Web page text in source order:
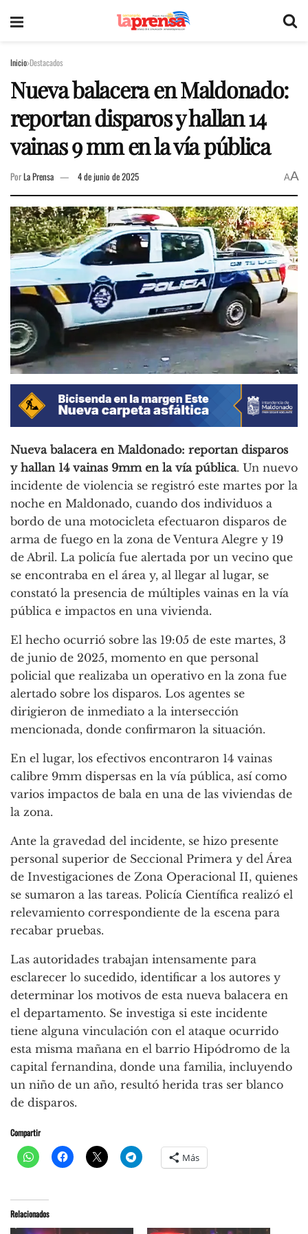
Inicio Destacados
Nueva balacera en Maldonado:
reportan disparos y hallan 14
vainas 9 mm en la vía pública
PorLa Prensa 4 de junio de 2025 AA
Nueva balacera en Maldonado: reportan disparos
y hallan 14 vainas 9mm en la vía pública. Un nuevo
incidente de violencia se registró este martes por la
noche en Maldonado, cuando dos individuos a
bordo de una motocicleta efectuaron disparos de
arma de fuego en la zona de Ventura Alegre y 19
de Abril. La policía fue alertada por un vecino que
se encontraba en el área y, al llegar al lugar, se
constató la presencia de múltiples vainas en la vía
pública e impactos en una vivienda.
El hecho ocurrió sobre las 19:05 de este martes, 3
de junio de 2025, momento en que personal
policial que realizaba un operativo en la zona fue
alertado sobre los disparos. Los agentes se
dirigieron de inmediato a la intersección
mencionada, donde confirmaron la situación.
En el lugar, los efectivos encontraron 14 vainas
calibre 9mm dispersas en la vía pública, así como
varios impactos de bala en una de las viviendas de
la zona.
Ante la gravedad del incidente, se hizo presente
personal superior de Seccional Primera y del Área
de Investigaciones de Zona Operacional II, quienes
se sumaron a las tareas. Policía Científica realizó el
relevamiento correspondiente de la escena para
recabar pruebas.
Las autoridades trabajan intensamente para
esclarecer lo sucedido, identificar a los autores y
determinar los motivos de esta nueva balacera en
el departamento. Se investiga si este incidente
tiene alguna vinculación con el ataque ocurrido
esta misma mañana en el barrio Hipódromo de la
capital fernandina, donde una familia, incluyendo
un niño de un año, resultó herida tras ser blanco
de disparos.
Compartir
Más
Relacionados